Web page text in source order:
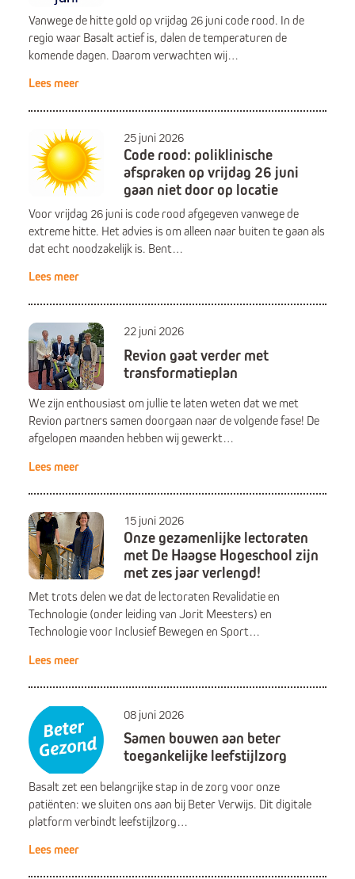
Vanwege de hitte gold op vrijdag 26 juni code rood. In de
regio waar Basalt actief is, dalen de temperaturen de
komende dagen. Daarom verwachten wij…
Lees meer
25 juni 2026
Code rood: poliklinische
afspraken op vrijdag 26 juni
gaan niet door op locatie
Voor vrijdag 26 juni is code rood afgegeven vanwege de
extreme hitte. Het advies is om alleen naar buiten te gaan als
dat echt noodzakelijk is. Bent…
Lees meer
22 juni 2026
Revion gaat verder met
transformatieplan
We zijn enthousiast om jullie te laten weten dat we met
Revion partners samen doorgaan naar de volgende fase! De
afgelopen maanden hebben wij gewerkt…
Lees meer
15 juni 2026
Onze gezamenlijke lectoraten
met De Haagse Hogeschool zijn
met zes jaar verlengd!
Met trots delen we dat de lectoraten Revalidatie en
Technologie (onder leiding van Jorit Meesters) en
Technologie voor Inclusief Bewegen en Sport…
Lees meer
08 juni 2026
Samen bouwen aan beter
toegankelijke leefstijlzorg
Basalt zet een belangrijke stap in de zorg voor onze
patiënten: we sluiten ons aan bij Beter Verwijs. Dit digitale
platform verbindt leefstijlzorg…
Lees meer